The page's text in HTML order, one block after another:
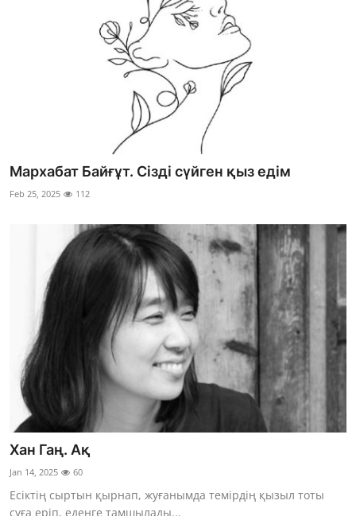
Мархабат Байғұт. Сізді сүйген қыз едім
Feb 25, 2025 112
Хан Гаң. Ақ
Jan 14, 2025 60
Есіктің сыртын қырнап, жуғанымда темірдің қызыл тоты
суға еріп, еденге тамшылады...